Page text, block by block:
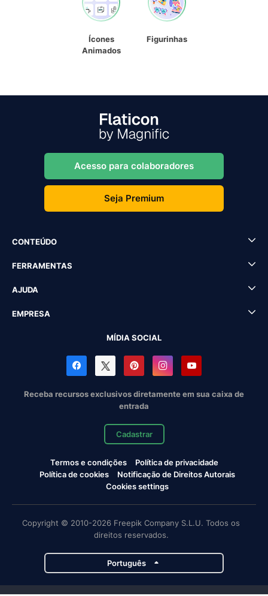
Ícones
Animados
Figurinhas
Acesso para colaboradores
Seja Premium
CONTEÚDO
FERRAMENTAS
AJUDA
EMPRESA
MÍDIA SOCIAL
Receba recursos exclusivos diretamente em sua caixa de
entrada
Cadastrar
Termos e condições
Política de privacidade
Política de cookies
Notificação de Direitos Autorais
Cookies settings
Copyright © 2010-2026 Freepik Company S.L.U. Todos os
direitos reservados.
Português